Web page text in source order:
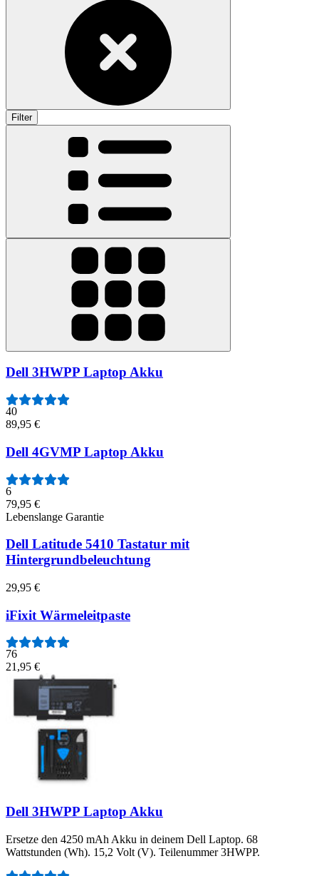
Filter
Dell 3HWPP Laptop Akku
40
89,95 €
Dell 4GVMP Laptop Akku
6
79,95 €
Lebenslange Garantie
Dell Latitude 5410 Tastatur mit
Hintergrundbeleuchtung
29,95 €
iFixit Wärmeleitpaste
76
21,95 €
Dell 3HWPP Laptop Akku
Ersetze den 4250 mAh Akku in deinem Dell Laptop. 68
Wattstunden (Wh). 15,2 Volt (V). Teilenummer 3HWPP.